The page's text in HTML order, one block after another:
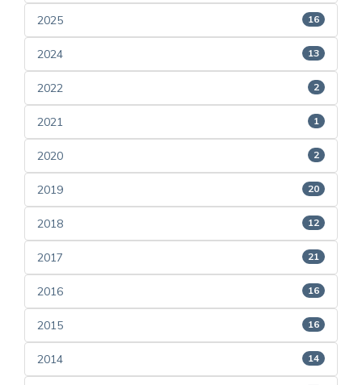
2025 16
2024 13
2022 2
2021 1
2020 2
2019 20
2018 12
2017 21
2016 16
2015 16
2014 14